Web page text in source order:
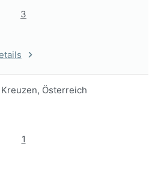
3
Kreuzen, Österreich
1